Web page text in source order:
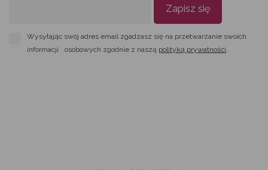
Zapisz się
Wysyłając swój adres email zgadzasz się na przetwarzanie swoich
informacji osobowych zgodnie z naszą polityką prywatności.